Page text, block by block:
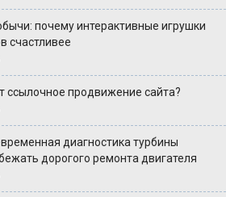
почему интерактивные игрушки
счастливее
ссылочное продвижение сайта?
диагностика турбины
дорогого ремонта двигателя